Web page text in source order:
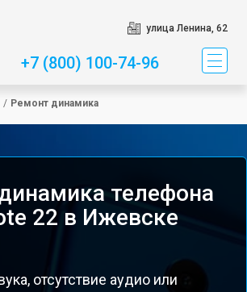
улица Ленина, 62
+7 (800) 100-74-96
/ Ремонт динамика
телефона
22 в Ижевске
отсутствие аудио или